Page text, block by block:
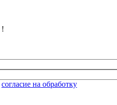
!
согласие на обработку